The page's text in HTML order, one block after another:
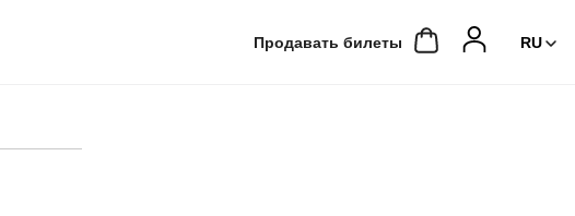
Продавать билеты